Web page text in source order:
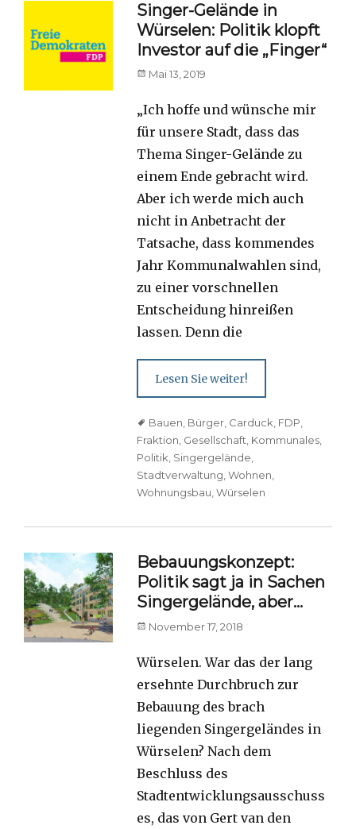
Singer-Gelände in
Würselen: Politik klopft
Investor auf die „Finger“
Posted
Mai 13, 2019
„Ich hoffe und wünsche mir
für unsere Stadt, dass das
Thema Singer-Gelände zu
einem Ende gebracht wird.
Aber ich werde mich auch
nicht in Anbetracht der
Tatsache, dass kommendes
Jahr Kommunalwahlen sind,
zu einer vorschnellen
Entscheidung hinreißen
lassen. Denn die
Lesen Sie weiter!
TagsBauen, Bürger, Carduck, FDP,
Fraktion, Gesellschaft, Kommunales,
Politik, Singergelände,
Stadtverwaltung,Wohnen,
Wohnungsbau,Würselen
Bebauungskonzept:
Politik sagt ja in Sachen
Singergelände, aber…
Posted
November 17, 2018
Würselen. War das der lang
ersehnte Durchbruch zur
Bebauung des brach
liegenden Singergeländes in
Würselen? Nach dem
Beschluss des
Stadtentwicklungsausschuss
es, das von Gert van den